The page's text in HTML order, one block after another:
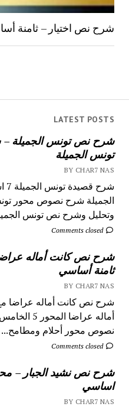
LATEST POSTS
شرح نص تونس الجميلة –
تونس الجميلة
BY CHAR7 NAS
وتحليل وشرح نص تونس
Comments closed
شرح نص كانت أماله
ثامنة أساسي
BY CHAR7 NAS
شرح نص كانت أماله عراضا
أماله
نصوص محور أحلام ومطامح...
Comments closed
شرح نص نشيد الجبار –
اساسي
BY CHAR7 NAS
شرح نص اختيار – ثامنة